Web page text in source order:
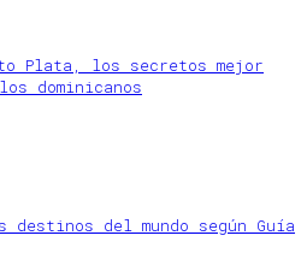
Plata, los secretos mejor
dominicanos
destinos del mundo según Guía